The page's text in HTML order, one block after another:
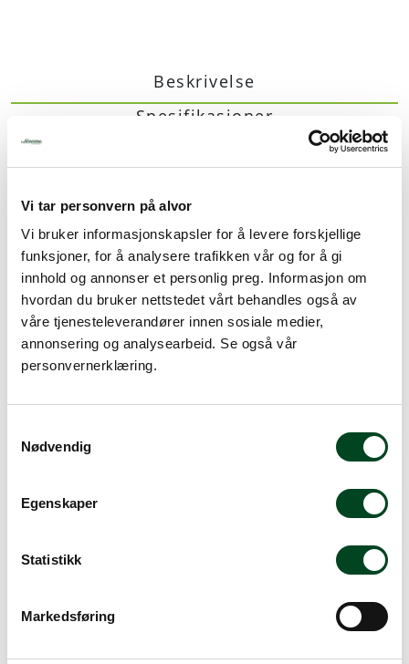
Vi tar personvern på alvor
Vi bruker informasjonskapsler for å levere forskjellige
funksjoner, for å analysere trafikken vår og for å gi
innhold og annonser et personlig preg. Informasjon om
hvordan du bruker nettstedet vårt behandles også av
våre tjenesteleverandører innen sosiale medier,
annonsering og analysearbeid. Se også vår
personvernerklæring.
Nødvendig
Egenskaper
Statistikk
Markedsføring
Beskrivelse
Spesifikasjoner
GN kantine i rustfritt stål. 1/1GN kantine 65mm med
eller kulde skal ledes til maten.
Volum: Ca 9L
GN 1/1 530x325 65mm dyp ca. 9,0 L
GN 1/1 530x325 100 mm dyp ca. 13,5 L
GN 1/1 530x325 150 mm dyp ca. 20,5 L
GN 1/1 530x325 200 mm dyp ca. 27,0 L
Kantine granittemaliert